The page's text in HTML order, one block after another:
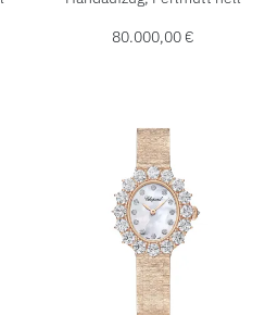
80.000,00 €